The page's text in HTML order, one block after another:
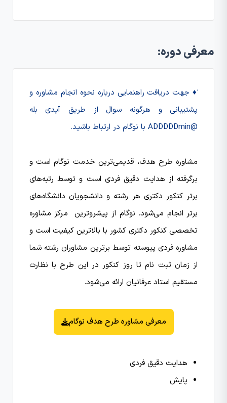
معرفی دوره:
♦️ جهت دریافت راهنمایی درباره نحوه انجام مشاوره و
پشتیبانی و هرگونه سوال از طریق آیدی بله
@ADDDDDmin با نوگام در ارتباط باشید.
مشاوره طرح هدف، قدیمی‌ترین خدمت نوگام است و
برگرفته از هدایت دقیق فردی است و توسط رتبه‌های
برتر کنکور دکتری هر رشته و دانشجویان دانشگاه‌های
برتر انجام می‌شود. نوگام از پیشروترین مرکز مشاوره
تخصصی کنکور دکتری کشور با بالاترین کیفیت است و
مشاوره فردی پیوسته توسط برترین مشاوران رشته شما
از زمان ثبت نام تا روز کنکور در این طرح با نظارت
مستقیم استاد عرفانیان ارائه می‌شود.
معرفی مشاوره طرح هدف نوگام
هدایت دقیق فردی
پایش